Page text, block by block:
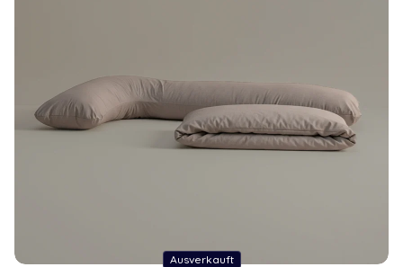
Ausverkauft